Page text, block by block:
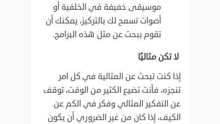
موسيقى خفيفة في الخلفية أو
أصوات تسمح لك بالتركيز، يمكنك ‏أن
تقوم ببحث عن مثل هذه البرامج‎.‎
لا تكن مثاليًا
إذا كنت تبحث عن المثالية في كل امر
تنجزه، فأنت تضيع الكثير من الوقت، توقف
عن التفكير المثالي وفكر ‏في الكم عن
الكيف، إذا كان من غير الضروري أن يكون